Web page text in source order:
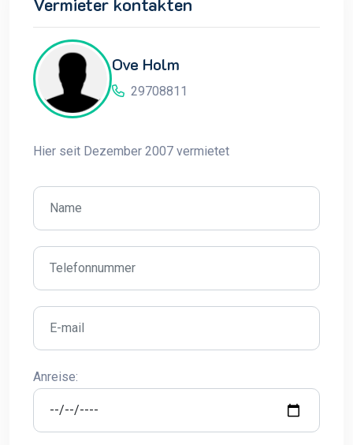
Ove Holm
29708811
Hier seit Dezember 2007 vermietet
Anreise: